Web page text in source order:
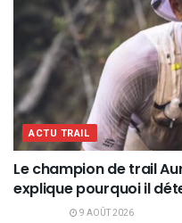
ACTU TRAIL
Le champion de trail
explique pourquoi il
9 AOÛT 2026